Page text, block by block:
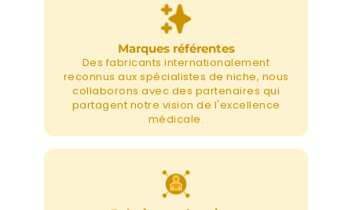
Marques référentes
Des fabricants internationalement
reconnus aux spécialistes de niche, nous
collaborons avec des partenaires qui
partagent notre vision de l'excellence
médicale.